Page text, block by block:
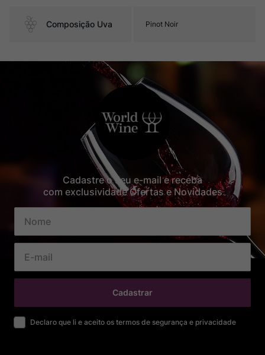
Composição Uva Pinot Noir
Cadastre o seu e-mail e receba
com exclusividade Ofertas e Novidades
Cadastrar
Declaro que li e aceito os termos de segurança e privacidade